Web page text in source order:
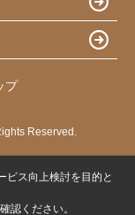
プ
Reserved.
ビス向上検討を目的と
認ください。